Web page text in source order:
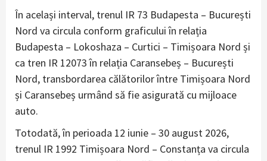
În același interval, trenul IR 73 Budapesta – București
Nord va circula conform graficului în relația
Budapesta – Lokoshaza – Curtici – Timișoara Nord și
ca tren IR 12073 în relația Caransebeș – București
Nord, transbordarea călătorilor între Timișoara Nord
și Caransebeș urmând să fie asigurată cu mijloace
auto.
Totodată, în perioada 12 iunie – 30 august 2026,
trenul IR 1992 Timișoara Nord – Constanța va circula